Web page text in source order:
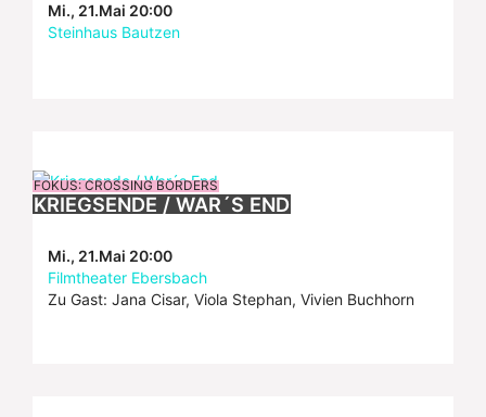
Mi., 21.Mai 20:00
Steinhaus Bautzen
FOKUS: CROSSING BORDERS
KRIEGSENDE / WAR´S END
Mi., 21.Mai 20:00
Filmtheater Ebersbach
Zu Gast: Jana Cisar, Viola Stephan, Vivien Buchhorn